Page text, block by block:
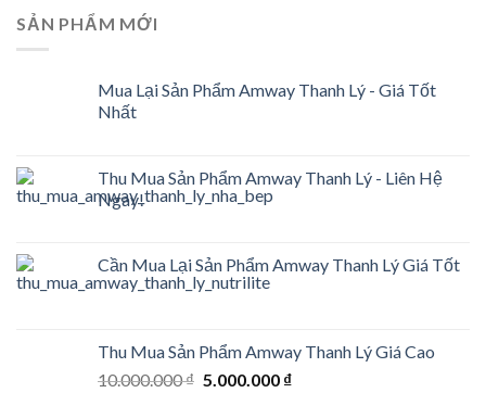
SẢN PHẨM MỚI
Mua Lại Sản Phẩm Amway Thanh Lý - Giá Tốt
Nhất
Thu Mua Sản Phẩm Amway Thanh Lý - Liên Hệ
Ngay!
Cần Mua Lại Sản Phẩm Amway Thanh Lý Giá Tốt
Thu Mua Sản Phẩm Amway Thanh Lý Giá Cao
10.000.000₫ Original
5.000.000 ₫Current